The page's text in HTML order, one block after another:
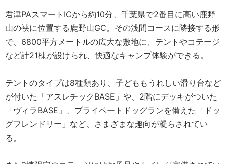
君津PAスマートICから約10分、千葉県で2番目に高い鹿野
山の袂に位置する鹿野山GC。その浅間コースに隣接する形
で、6800平方メートルの広大な敷地に、テントやコテージ
など計21棟が設けられ、快適なキャンプ体験ができる。
テントのタイプは8種類あり、子どももうれしい滑り台など
が付いた「アスレチックBASE」や、2階にデッキがついた
「ヴィラBASE」、プライベートドッグランを備えた「ドッ
グフレンドリー」など、さまざまな趣向が凝らされてい
る。